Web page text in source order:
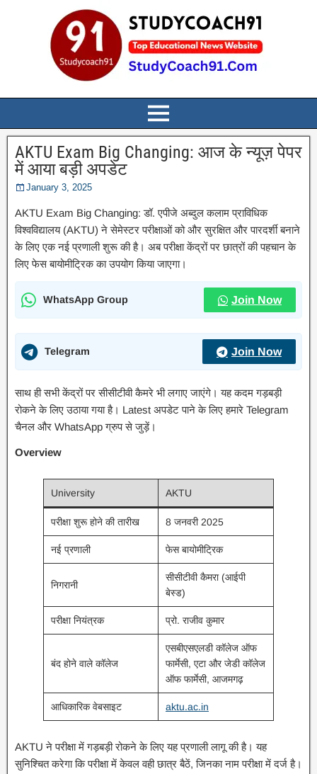
AKTU Exam Big Changing: आज के न्यूज़ पेपर
में आया बड़ी अपडेट
January 3, 2025
AKTU Exam Big Changing: डॉ. एपीजे अब्दुल कलाम प्राविधिक
विश्वविद्यालय (AKTU) ने सेमेस्टर परीक्षाओं को और सुरक्षित और पारदर्शी बनाने
के लिए एक नई प्रणाली शुरू की है। अब परीक्षा केंद्रों पर छात्रों की पहचान के
लिए फेस बायोमीट्रिक का उपयोग किया जाएगा।
WhatsApp Group Join Now
Telegram Join Now
साथ ही सभी केंद्रों पर सीसीटीवी कैमरे भी लगाए जाएंगे। यह कदम गड़बड़ी
रोकने के लिए उठाया गया है। Latest अपडेट पाने के लिए हमारे Telegram
चैनल और WhatsApp ग्रुप से जुड़ें।
Overview
University AKTU
परीक्षा शुरू होने की तारीख 8 जनवरी 2025
नई प्रणाली फेस बायोमीट्रिक
निगरानी
सीसीटीवी कैमरा (आईपी
बेस्ड)
परीक्षा नियंत्रक प्रो. राजीव कुमार
बंद होने वाले कॉलेज
एसबीएसएलडी कॉलेज ऑफ
फार्मेसी, एटा और जेडी कॉलेज
ऑफ फार्मेसी, आजमगढ़
आधिकारिक वेबसाइट aktu.ac.in
AKTU ने परीक्षा में गड़बड़ी रोकने के लिए यह प्रणाली लागू की है। यह
सुनिश्चित करेगा कि परीक्षा में केवल वही छात्र बैठें, जिनका नाम परीक्षा में दर्ज है।